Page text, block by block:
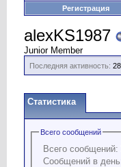
Регистрация
alexKS1987
Junior Member
Последняя активность:
Статистика
Всего сообщений
Всего сообщений:
Сообщений в